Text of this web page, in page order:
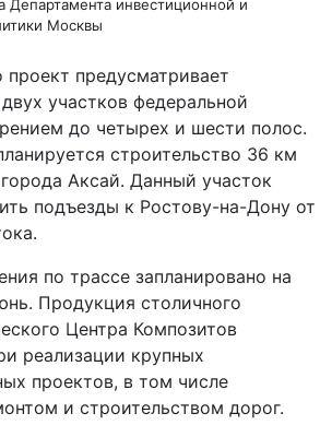
Департамента инвестиционной и
Москвы
проект предусматривает
участков федеральной
до четырех и шести полос.
строительство 36 км
Аксай. Данный участок
подъезды к Ростову-на-Дону от
по трассе запланировано на
Продукция столичного
Центра Композитов
реализации крупных
проектов, в том числе
и строительством дорог.